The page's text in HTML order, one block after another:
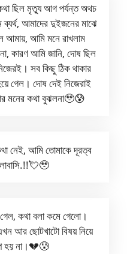
ছিল মৃত্যু আগ পর্যন্ত অথচ
আমাদের দুইজনের মাঝে
আমায়, আমি মনে রাখলাম
কারণ আমি জানি, দোষ ছিল
সব কিছু ঠিক থাকার
গেল। দোষ দেই নিজেরাই
মনের কথা বুঝলনা🥹😰
নেই, আমি তোমাকে দূরত্ব
কথা বলা কমে গেলো।
আর ছোটখাটো বিষয় নিয়ে
হয় না।💔😰